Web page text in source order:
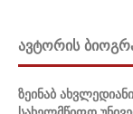
ᲐᲕᲢᲝᲠᲘᲡ
ზეინაბ